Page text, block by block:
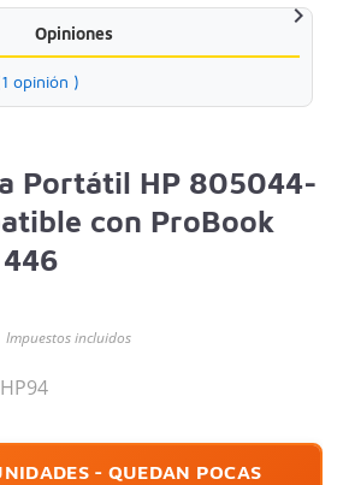

Opiniones
opinión )
Portátil HP 805044-
con ProBook
Impuestos incluidos
- QUEDAN POCAS